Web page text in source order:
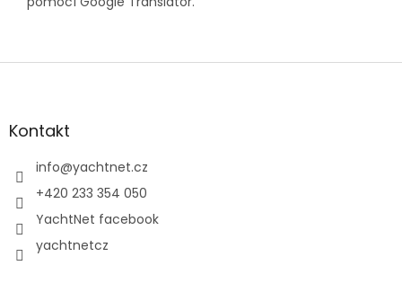
Z
aKontakt
info@yachtnet.cz
+420 233 354 050
YachtNet facebook
yachtnetcz